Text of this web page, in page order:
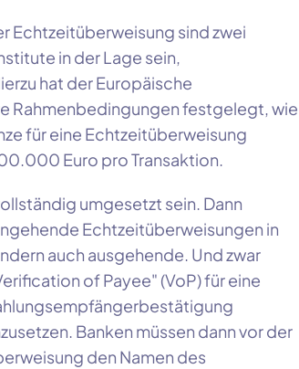
Echtzeitüberweisung sind zwei
in der Lage sein,
hat der Europäische
Rahmenbedingungen festgelegt, wie
für eine Echtzeitüberweisung
Euro pro Transaktion.
umgesetzt sein. Dann
Echtzeitüberweisungen in
auch ausgehende. Und zwar
of Payee" (VoP) für eine
Banken müssen dann vor der
den Namen des